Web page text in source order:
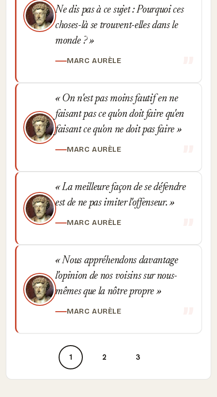
Ne dis pas à ce sujet : Pourquoi ces
choses-là se trouvent-elles dans le
monde ?
MARC AURÈLE
On n'est pas moins fautif en ne
faisant pas ce qu'on doit faire qu'en
faisant ce qu'on ne doit pas faire
MARC AURÈLE
La meilleure façon de se défendre
est de ne pas imiter l'offenseur.
MARC AURÈLE
Nous appréhendons davantage
l'opinion de nos voisins sur nous-
mêmes que la nôtre propre
MARC AURÈLE
1 2 3